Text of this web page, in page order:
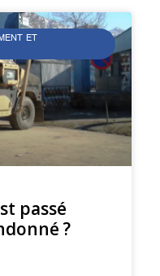
ET
passé
?